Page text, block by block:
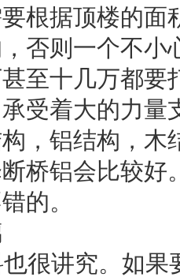
1
根据顶楼的
否则一个不小
至十几万都要
受着大的力量
，铝结构，
桥铝会比较好
的。
很讲究。如果